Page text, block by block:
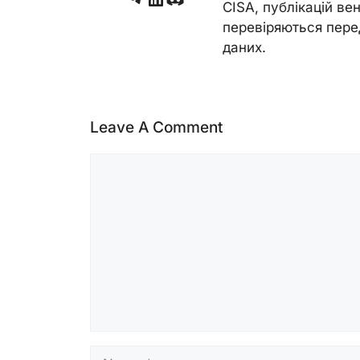
CISA, публікацій
перевіряються
даних.
Leave A Comment